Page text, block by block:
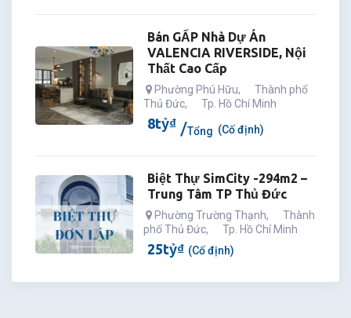
Bán GẤP Nhà Dự Án
VALENCIA RIVERSIDE, Nội
Thất Cao Cấp
Phường Phú Hữu,
Thành phố
Thủ Đức, Tp. Hồ Chí Minh
8tỷ₫ Tổng (Cố định)
Biệt Thự SimCity -294m2 –
Trung Tâm TP Thủ Đức
Phường Trường Thạnh,
Thành
phố Thủ Đức, Tp. Hồ Chí Minh
25tỷ₫ (Cố định)